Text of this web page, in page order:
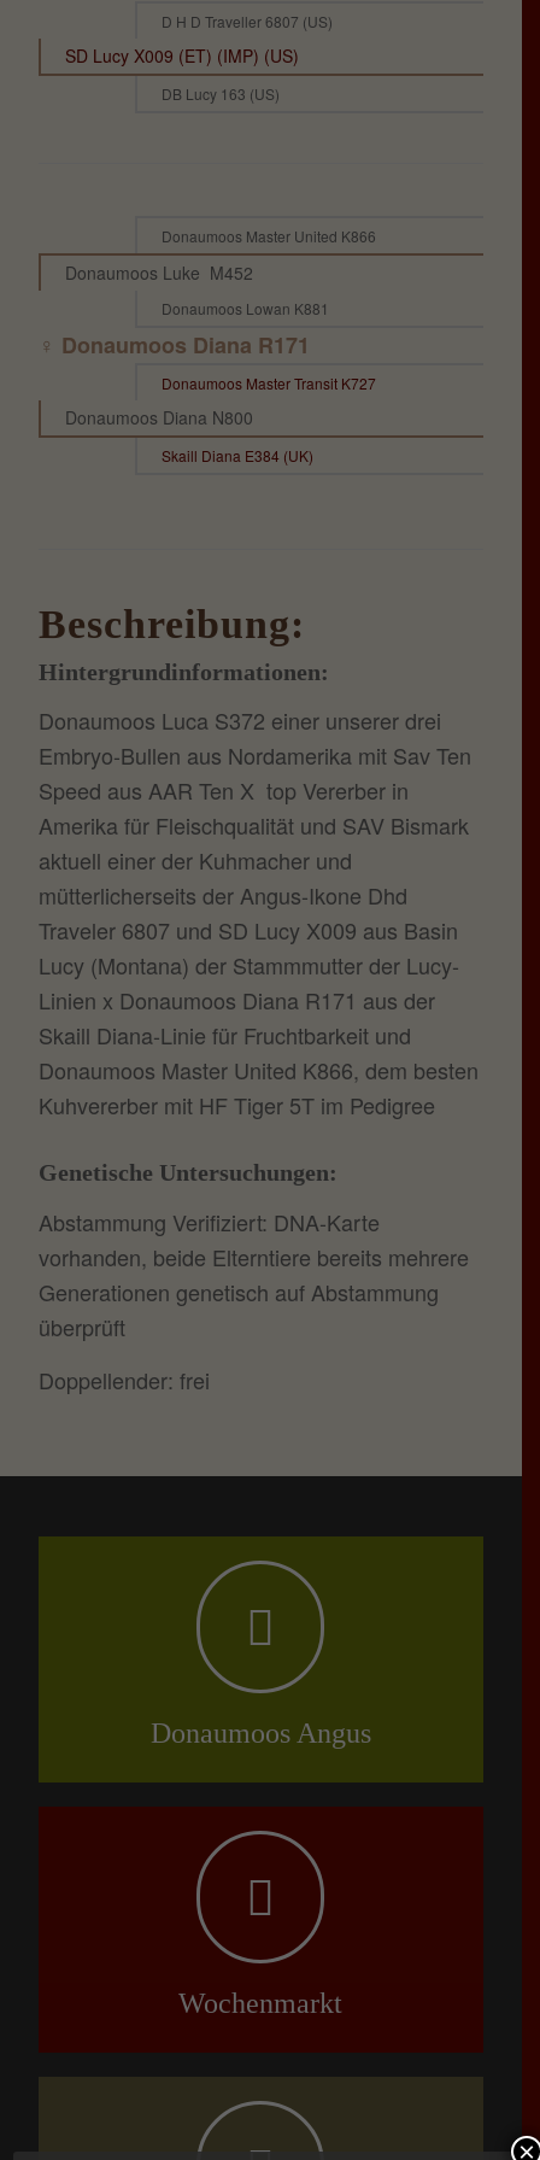
D H D Traveller 6807 (US)
SD Lucy X009 (ET) (IMP) (US)
DB Lucy 163 (US)
Donaumoos Master United K866
Donaumoos Luke M452
Donaumoos Lowan K881
♀ Donaumoos Diana R171
Donaumoos Master Transit K727
Donaumoos Diana N800
Skaill Diana E384 (UK)
Beschreibung:
Hintergrundinformationen:
Donaumoos Luca S372 einer unserer drei
Embryo-Bullen aus Nordamerika mit Sav Ten
Speed aus AAR Ten X top Vererber in
Amerika für Fleischqualität und SAV Bismark
aktuell einer der Kuhmacher und
mütterlicherseits der Angus-Ikone Dhd
Traveler 6807 und SD Lucy X009 aus Basin
Lucy (Montana) der Stammmutter der Lucy-
Linien x Donaumoos Diana R171 aus der
Skaill Diana-Linie für Fruchtbarkeit und
Donaumoos Master United K866, dem besten
Kuhvererber mit HF Tiger 5T im Pedigree
Genetische Untersuchungen:
Abstammung Verifiziert: DNA-Karte
vorhanden, beide Elterntiere bereits mehrere
Generationen genetisch auf Abstammung
überprüft
Doppellender: frei
Donaumoos Angus
Wochenmarkt
×